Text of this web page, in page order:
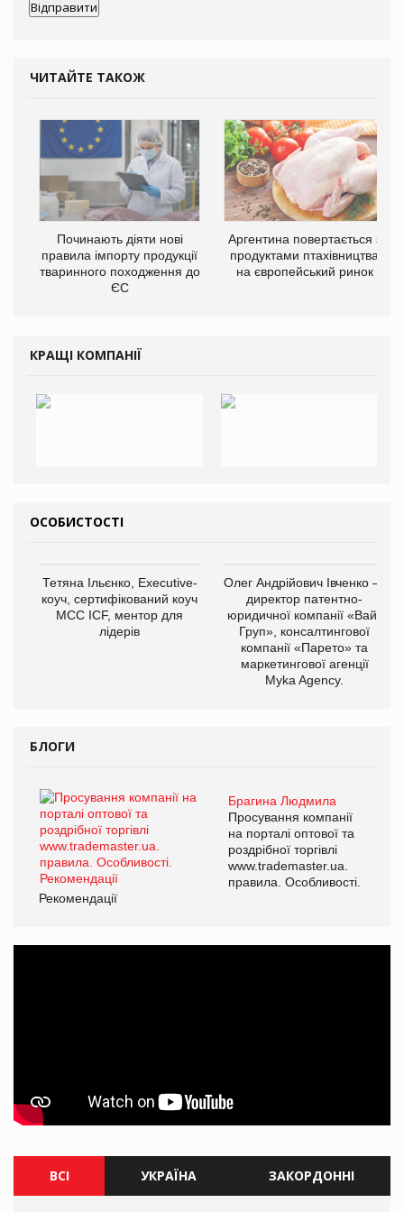
ЧИТАЙТЕ ТАКОЖ
Починають діяти нові
правила імпорту продукції
тваринного походження до
ЄС
Аргентина повертається з
продуктами птахівництва
на європейський ринок
КРАЩІ КОМПАНІЇ
ОСОБИСТОСТІ
Тетяна Ільєнко, Executive-
коуч, сертифікований коуч
МСС ICF, ментор для
лідерів
Олег Андрійович Івченко —
директор патентно-
юридичної компанії «Вайз
Груп», консалтингової
компанії «Парето» та
маркетингової агенції
Myka Agency.
БЛОГИ
Брагина Людмила
Просування компанії
на порталі оптової та
роздрібної торгівлі
www.trademaster.ua.
правила. Особливості.
Рекомендації
ВСІ УКРАЇНА ЗАКОРДОННІ